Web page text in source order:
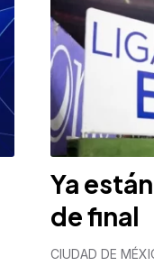
Ya
de final
CIUDAD DE